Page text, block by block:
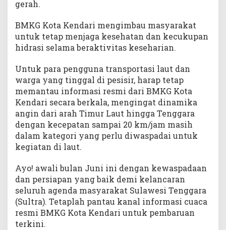
gerah.
BMKG Kota Kendari mengimbau masyarakat
untuk tetap menjaga kesehatan dan kecukupan
hidrasi selama beraktivitas keseharian.
Untuk para pengguna transportasi laut dan
warga yang tinggal di pesisir, harap tetap
memantau informasi resmi dari BMKG Kota
Kendari secara berkala, mengingat dinamika
angin dari arah Timur Laut hingga Tenggara
dengan kecepatan sampai 20 km/jam masih
dalam kategori yang perlu diwaspadai untuk
kegiatan di laut.
Ayo! awali bulan Juni ini dengan kewaspadaan
dan persiapan yang baik demi kelancaran
seluruh agenda masyarakat Sulawesi Tenggara
(Sultra). Tetaplah pantau kanal informasi cuaca
resmi BMKG Kota Kendari untuk pembaruan
terkini.